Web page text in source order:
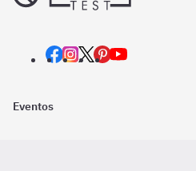
Eventos